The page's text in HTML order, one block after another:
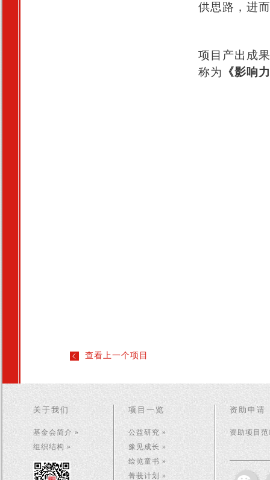
供思路，进
项目产出成
称为 《影响
查看上一个项目
关于我们
基金会简介 »
组织结构 »
项目一览
公益研究 »
豫见成长 »
绘览童书 »
菁莪计划 »
资助申请
资助项目